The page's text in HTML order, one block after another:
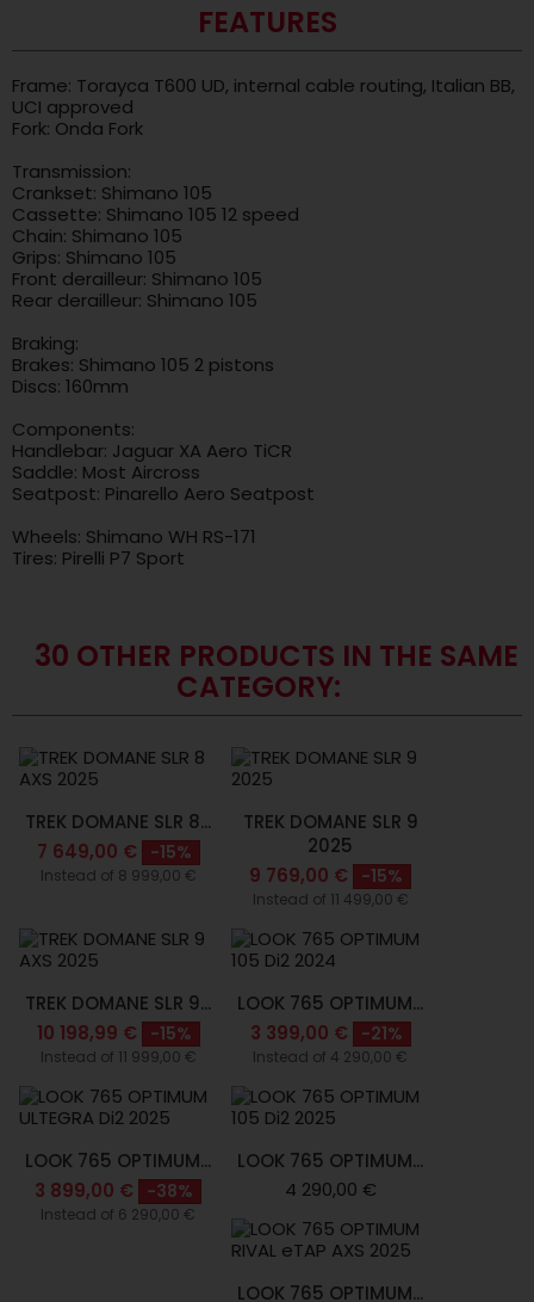
FEATURES
Frame: Torayca T600 UD, internal cable routing, Italian BB,
UCI approved
Fork: Onda Fork
Transmission:
Crankset: Shimano 105
Cassette: Shimano 105 12 speed
Chain: Shimano 105
Grips: Shimano 105
Front derailleur: Shimano 105
Rear derailleur: Shimano 105
Braking:
Brakes: Shimano 105 2 pistons
Discs: 160mm
Components:
Handlebar: Jaguar XA Aero TiCR
Saddle: Most Aircross
Seatpost: Pinarello Aero Seatpost
Wheels: Shimano WH RS-171
Tires: Pirelli P7 Sport
30 OTHER PRODUCTS IN THE SAME
CATEGORY:
TREK DOMANE SLR 8...
7 649,00 €
-15%
Instead of 8 999,00 €
TREK DOMANE SLR 9
2025
9 769,00 €
-15%
Instead of 11 499,00 €
TREK DOMANE SLR 9...
10 198,99 €
-15%
Instead of 11 999,00 €
LOOK 765 OPTIMUM...
3 399,00 €
-21%
Instead of 4 290,00 €
LOOK 765 OPTIMUM...
3 899,00 €
-38%
Instead of 6 290,00 €
LOOK 765 OPTIMUM...
4 290,00 €
LOOK 765 OPTIMUM...